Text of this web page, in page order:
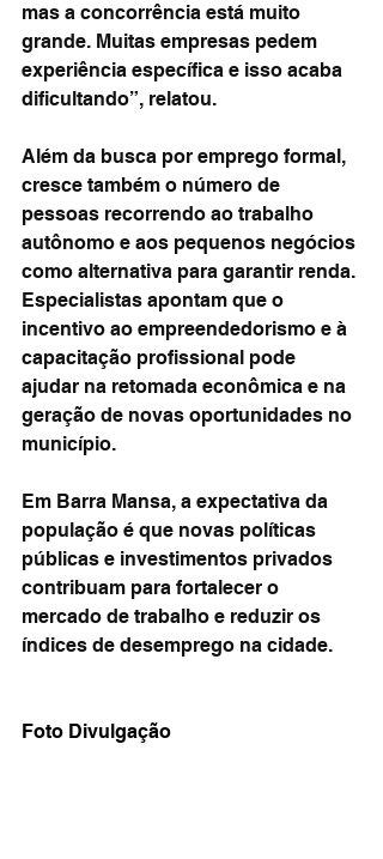
mas a concorrência está muito
grande. Muitas empresas pedem
experiência específica e isso acaba
dificultando”, relatou.
Além da busca por emprego formal,
cresce também o número de
pessoas recorrendo ao trabalho
autônomo e aos pequenos negócios
como alternativa para garantir renda.
Especialistas apontam que o
incentivo ao empreendedorismo e à
capacitação profissional pode
ajudar na retomada econômica e na
geração de novas oportunidades no
município.
Em Barra Mansa, a expectativa da
população é que novas políticas
públicas e investimentos privados
contribuam para fortalecer o
mercado de trabalho e reduzir os
índices de desemprego na cidade.
Foto Divulgação